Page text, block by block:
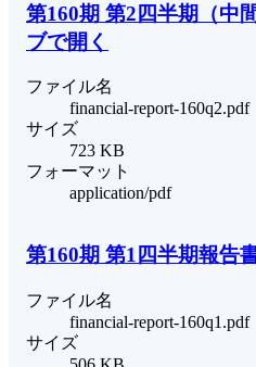
第160期 第2四半期（中
ブで開く
ファイル名
financial-report-160q2.pdf
サイズ
723 KB
フォーマット
application/pdf
第160期 第1四半期報告
ファイル名
financial-report-160q1.pdf
サイズ